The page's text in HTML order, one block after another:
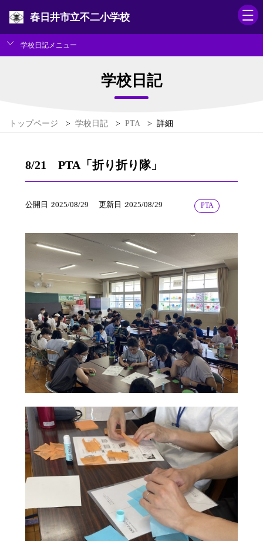
春日井市立不二小学校
学校日記メニュー
学校日記
トップページ > 学校日記 > PTA > 詳細
8/21 PTA「折り折り隊」
公開日 2025/08/29 更新日 2025/08/29 PTA